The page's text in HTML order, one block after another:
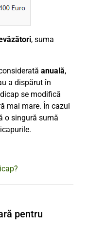
, suma
anuală,
a dispărut în
se modifică
mai mare. În cazul
o singură sumă
pentru